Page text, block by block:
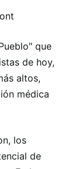
que
de hoy,
altos,
médica
los
de